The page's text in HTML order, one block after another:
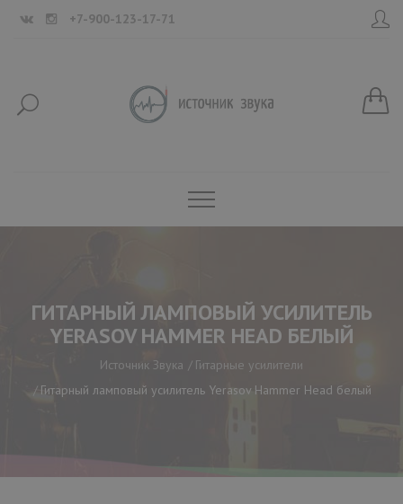
+7-900-123-17-71
ГИТАРНЫЙ ЛАМПОВЫЙ УСИЛИТЕЛЬ
YERASOV HAMMER HEAD БЕЛЫЙ
Источник Звука
Гитарные усилители
Гитарный ламповый усилитель Yerasov Hammer Head белый